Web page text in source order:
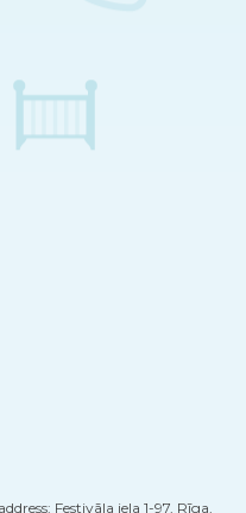
Festivāla iela 1-97, Rīga,